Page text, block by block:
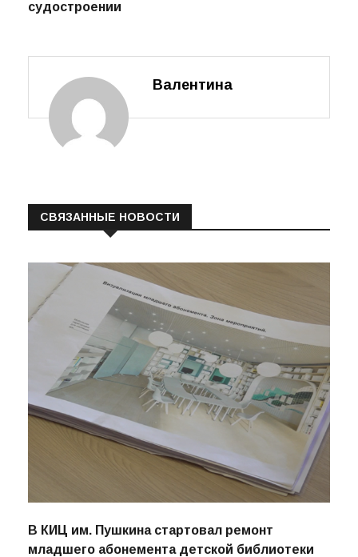
судостроении
Валентина
СВЯЗАННЫЕ НОВОСТИ
В КИЦ им. Пушкина стартовал ремонт
младшего абонемента детской библиотеки